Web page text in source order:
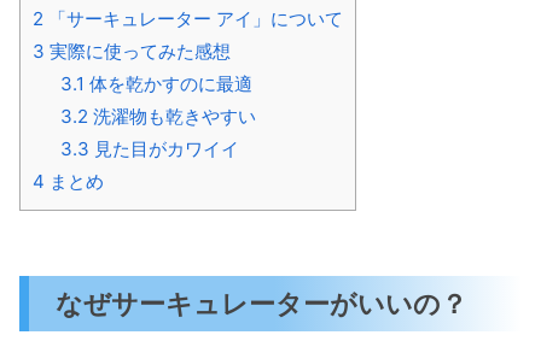
2 「サーキュレーター アイ」について
3 実際に使ってみた感想
3.1 体を乾かすのに最適
3.2 洗濯物も乾きやすい
3.3 見た目がカワイイ
4 まとめ
なぜサーキュレーターがいいの？